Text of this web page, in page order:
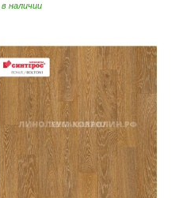
в наличии